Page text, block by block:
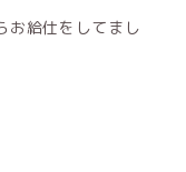
お給仕をしてまし